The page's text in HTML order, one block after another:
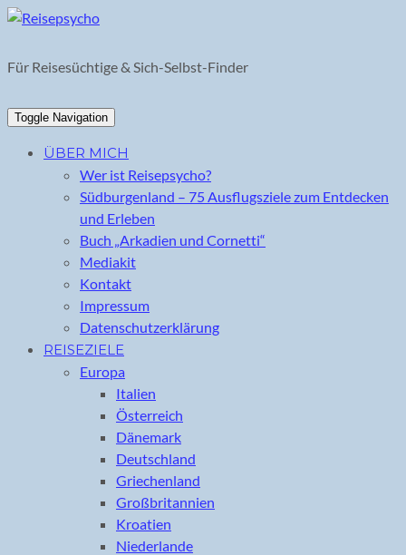
Skip
content
Für Reisesüchtige & Sich-Selbst-Finder
Toggle Navigation
ÜBER MICH
Wer ist Reisepsycho?
Südburgenland – 75 Ausflugsziele zum Entdecken
und Erleben
Buch „Arkadien und Cornetti“
Mediakit
Kontakt
Impressum
Datenschutzerklärung
REISEZIELE
Europa
Italien
Österreich
Dänemark
Deutschland
Griechenland
Großbritannien
Kroatien
Niederlande